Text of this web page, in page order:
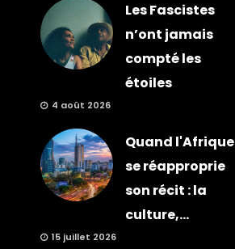
Les Fascistes
n’ont jamais
compté les
étoiles
4 août 2026
Quand l'Afrique
se réapproprie
son récit : la
culture,...
15 juillet 2026